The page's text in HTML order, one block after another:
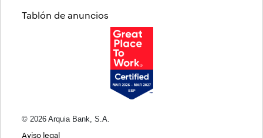
Tablón de anuncios
© 2026 Arquia Bank, S.A.
Aviso legal